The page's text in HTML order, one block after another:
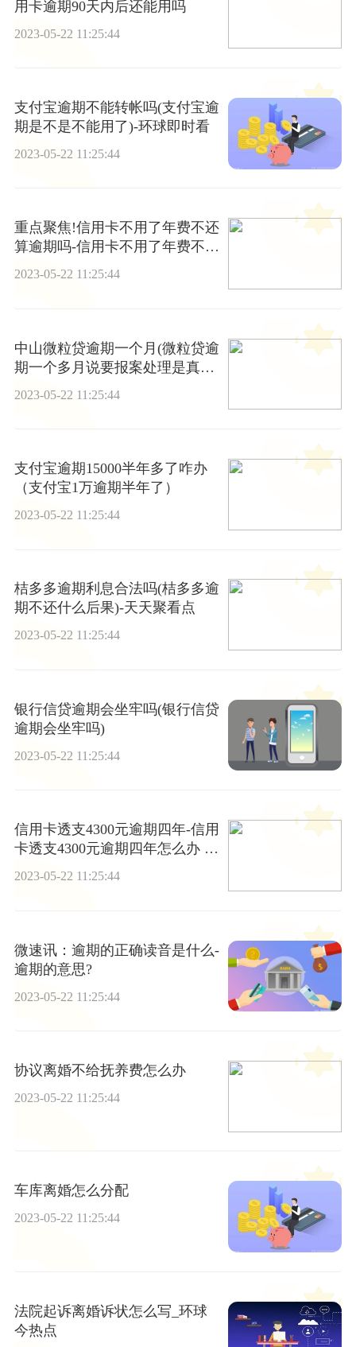
用卡逾期90天内后还能用吗
2023-05-22 11:25:44
支付宝逾期不能转帐吗(支付宝逾
期是不是不能用了)-环球即时看
2023-05-22 11:25:44
重点聚焦!信用卡不用了年费不还
算逾期吗-信用卡不用了年费不还
算逾期吗怎么办
2023-05-22 11:25:44
中山微粒贷逾期一个月(微粒贷逾
期一个多月说要报案处理是真的
2023-05-22 11:25:44
支付宝逾期15000半年多了咋办
（支付宝1万逾期半年了）
2023-05-22 11:25:44
桔多多逾期利息合法吗(桔多多逾
期不还什么后果)-天天聚看点
2023-05-22 11:25:44
银行信贷逾期会坐牢吗(银行信贷
逾期会坐牢吗)
2023-05-22 11:25:44
信用卡透支4300元逾期四年-信用
卡透支4300元逾期四年怎么办 每
日速看
2023-05-22 11:25:44
微速讯：逾期的正确读音是什么-
逾期的意思?
2023-05-22 11:25:44
协议离婚不给抚养费怎么办
2023-05-22 11:25:44
车库离婚怎么分配
2023-05-22 11:25:44
法院起诉离婚诉状怎么写_环球
今热点